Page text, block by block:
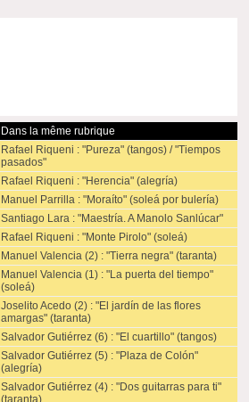
Dans la même rubrique
Rafael Riqueni : "Pureza" (tangos) / "Tiempos
pasados"
Rafael Riqueni : "Herencia" (alegría)
Manuel Parrilla : "Moraíto" (soleá por bulería)
Santiago Lara : "Maestría. A Manolo Sanlúcar"
Rafael Riqueni : "Monte Pirolo" (soleá)
Manuel Valencia (2) : "Tierra negra" (taranta)
Manuel Valencia (1) : "La puerta del tiempo"
(soleá)
Joselito Acedo (2) : "El jardín de las flores
amargas" (taranta)
Salvador Gutiérrez (6) : "El cuartillo" (tangos)
Salvador Gutiérrez (5) : "Plaza de Colón"
(alegría)
Salvador Gutiérrez (4) : "Dos guitarras para ti"
(taranta)